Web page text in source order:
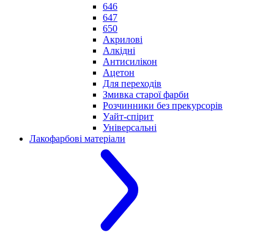
646
647
650
Акрилові
Алкідні
Антисилікон
Ацетон
Для переходів
Змивка старої фарби
Розчинники без прекурсорів
Уайт-спірит
Універсальні
Лакофарбові матеріали